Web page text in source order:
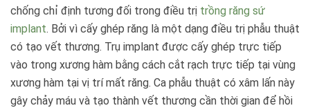
chống chỉ định tương đối trong điều trị trồng răng sứ
implant. Bởi vì cấy ghép răng là một dạng điều trị phẫu thuật
có tạo vết thương. Trụ implant được cấy ghép trực tiếp
vào trong xương hàm bằng cách cắt rạch trực tiếp tại vùng
xương hàm tại vị trí mất răng. Ca phẫu thuật có xâm lấn này
gây chảy máu và tạo thành vết thương cần thời gian để hồi